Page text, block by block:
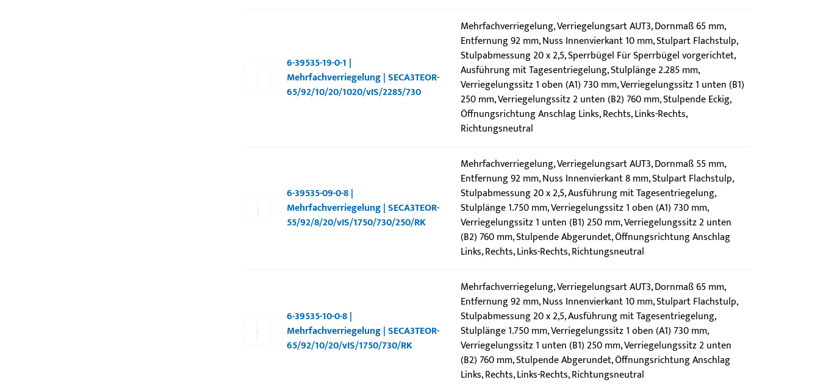
6-39535-19-0-1 |
Mehrfachverriegelung | SECA3TEOR-
65/92/10/20/1020/vIS/2285/730
Mehrfachverriegelung, Verriegelungsart AUT3, Dornmaß 65 mm,
Entfernung 92 mm, Nuss Innenvierkant 10 mm, Stulpart Flachstulp,
Stulpabmessung 20 x 2,5, Sperrbügel Für Sperrbügel vorgerichtet,
Ausführung mit Tagesentriegelung, Stulplänge 2.285 mm,
Verriegelungssitz 1 oben (A1) 730 mm, Verriegelungssitz 1 unten (B1)
250 mm, Verriegelungssitz 2 unten (B2) 760 mm, Stulpende Eckig,
Öffnungsrichtung Anschlag Links, Rechts, Links-Rechts,
Richtungsneutral
6-39535-09-0-8 |
Mehrfachverriegelung | SECA3TEOR-
55/92/8/20/vIS/1750/730/250/RK
Mehrfachverriegelung, Verriegelungsart AUT3, Dornmaß 55 mm,
Entfernung 92 mm, Nuss Innenvierkant 8 mm, Stulpart Flachstulp,
Stulpabmessung 20 x 2,5, Ausführung mit Tagesentriegelung,
Stulplänge 1.750 mm, Verriegelungssitz 1 oben (A1) 730 mm,
Verriegelungssitz 1 unten (B1) 250 mm, Verriegelungssitz 2 unten
(B2) 760 mm, Stulpende Abgerundet, Öffnungsrichtung Anschlag
Links, Rechts, Links-Rechts, Richtungsneutral
6-39535-10-0-8 |
Mehrfachverriegelung | SECA3TEOR-
65/92/10/20/vIS/1750/730/RK
Mehrfachverriegelung, Verriegelungsart AUT3, Dornmaß 65 mm,
Entfernung 92 mm, Nuss Innenvierkant 10 mm, Stulpart Flachstulp,
Stulpabmessung 20 x 2,5, Ausführung mit Tagesentriegelung,
Stulplänge 1.750 mm, Verriegelungssitz 1 oben (A1) 730 mm,
Verriegelungssitz 1 unten (B1) 250 mm, Verriegelungssitz 2 unten
(B2) 760 mm, Stulpende Abgerundet, Öffnungsrichtung Anschlag
Links, Rechts, Links-Rechts, Richtungsneutral